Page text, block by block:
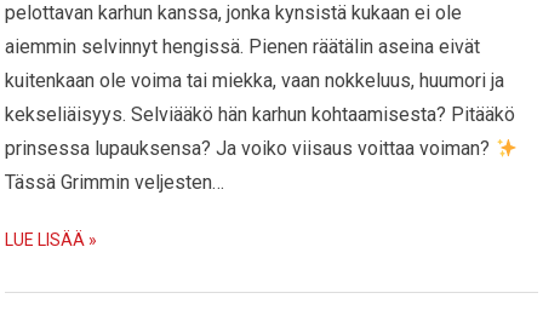
pelottavan karhun kanssa, jonka kynsistä kukaan ei ole
aiemmin selvinnyt hengissä. Pienen räätälin aseina eivät
kuitenkaan ole voima tai miekka, vaan nokkeluus, huumori ja
kekseliäisyys. Selviääkö hän karhun kohtaamisesta? Pitääkö
prinsessa lupauksensa? Ja voiko viisaus voittaa voiman?
Tässä Grimmin veljesten…
LUE LISÄÄ »